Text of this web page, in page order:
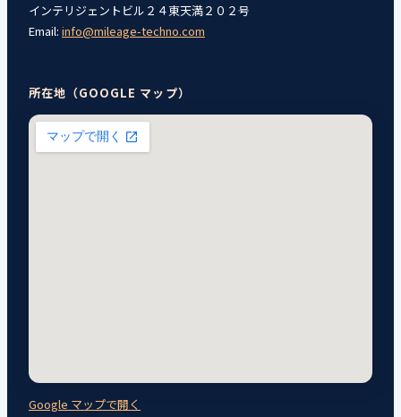
インテリジェントビル２４東天満２０２号
Email: info@mileage-techno.com
所在地（GOOGLE マップ）
Google マップで開く